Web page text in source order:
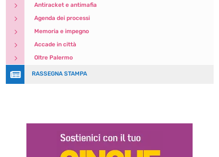
5 Antiracket e antimafia
5 Agenda dei processi
5 Memoria e impegno
5 Accade in città
5 Oltre Palermo
 RASSEGNA STAMPA